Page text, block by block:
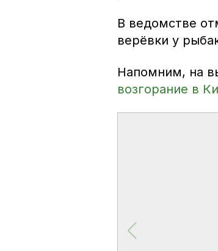
В ведомстве
верёвки у
Напомним, на
возгорание в